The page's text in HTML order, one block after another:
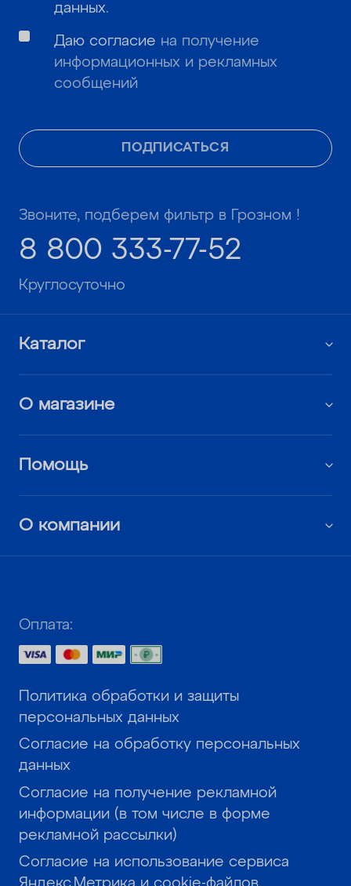
ПОДПИСАТЬСЯ
данных.
Даю согласие на получение
информационных и рекламных
сообщений
Звоните, подберем фильтр в Грозном !
8 800 333-77-52
Круглосуточно
Каталог
О магазине
Помощь
О компании
Оплата:
Политика обработки и защиты
персональных данных
Согласие на обработку персональных
данных
Согласие на получение рекламной
информации (в том числе в форме
рекламной рассылки)
Согласие на использование сервиса